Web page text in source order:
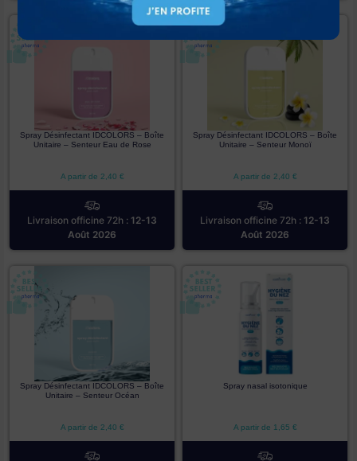
Spray Désinfectant IDCOLORS – Boîte
Unitaire – Senteur Eau de Rose
A partir de 2,40 €
Livraison officine 72h : 12-13
Août 2026
Spray Désinfectant IDCOLORS – Boîte
Unitaire – Senteur Monoï
A partir de 2,40 €
Livraison officine 72h : 12-13
Août 2026
Spray Désinfectant IDCOLORS – Boîte
Unitaire – Senteur Océan
A partir de 2,40 €
Spray nasal isotonique
A partir de 1,65 €